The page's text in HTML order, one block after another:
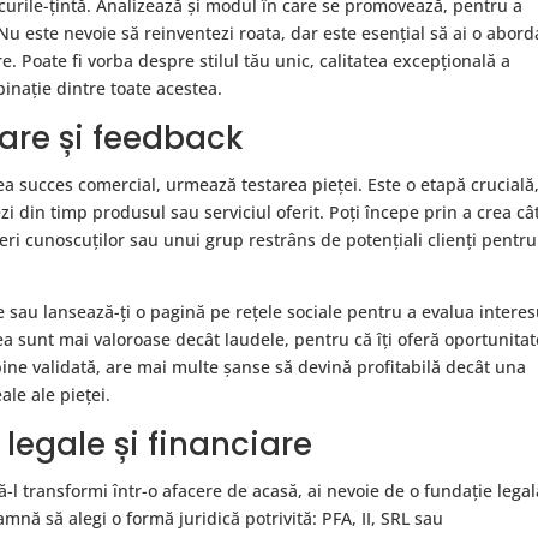
țintă. Analizează și modul în care se promovează, pentru a
este nevoie să reinventezi roata, dar este esențial să ai o
Poate fi vorba despre stilul tău unic, calitatea excepțională a
dintre toate acestea.
și feedback
succes comercial, urmează testarea pieței. Este o etapă
din timp produsul sau serviciul oferit. Poți începe prin a crea
cunoscuților sau unui grup restrâns de potențiali clienți
lansează-ți o pagină pe rețele sociale pentru a evalua
sunt mai valoroase decât laudele, pentru că îți oferă
validată, are mai multe șanse să devină profitabilă decât una
ale pieței.
și financiare
l transformi într-o afacere de acasă, ai nevoie de o fundație
să alegi o formă juridică potrivită: PFA, II, SRL sau